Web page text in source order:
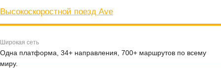
Высокоскоростной поезд Ave
Широкая сеть
Одна платформа, 34+ направления, 700+ маршрутов по всему
миру.